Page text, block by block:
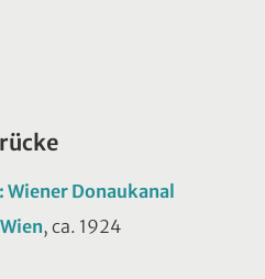
Wiener Donaukanal
, ca. 1924